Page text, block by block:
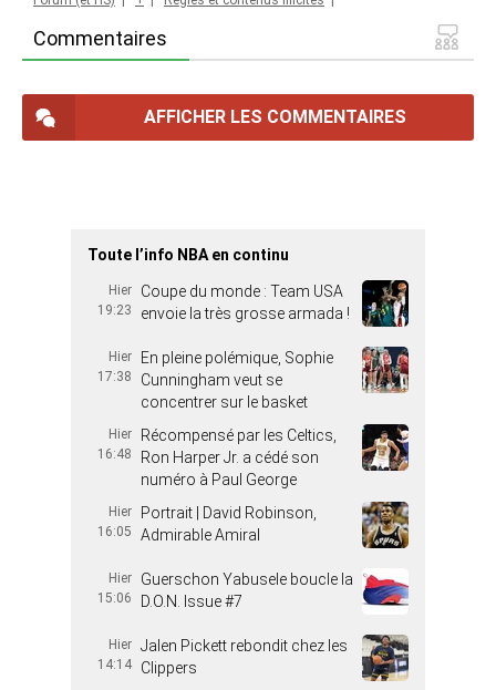
Commentaires
AFFICHER LES COMMENTAIRES
Toute l’info NBA en continu
Hier
19:23
Coupe du monde : Team USA
envoie la très grosse armada !
Hier
17:38
En pleine polémique, Sophie
Cunningham veut se
concentrer sur le basket
Hier
16:48
Récompensé par les Celtics,
Ron Harper Jr. a cédé son
numéro à Paul George
Hier
16:05
Portrait | David Robinson,
Admirable Amiral
Hier
15:06
Guerschon Yabusele boucle la
D.O.N. Issue #7
Hier
14:14
Jalen Pickett rebondit chez les
Clippers